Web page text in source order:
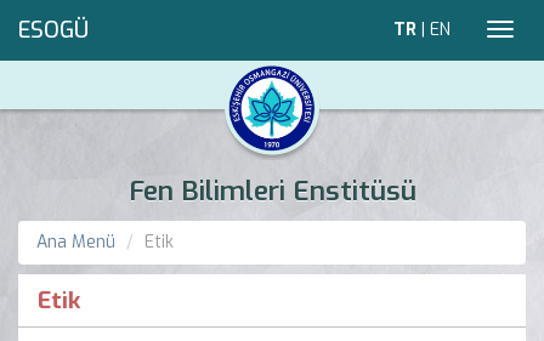
ESOGÜ TR | EN
Fen Bilimleri Enstitüsü
Ana Menü Etik
Etik